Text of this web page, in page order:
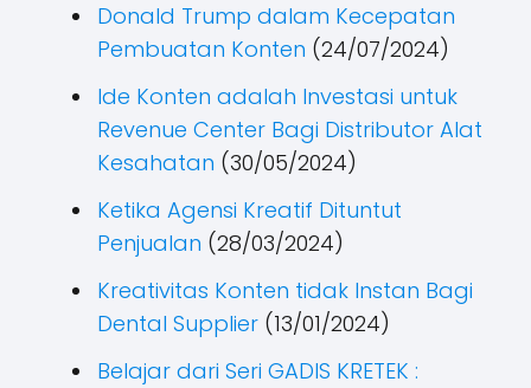
Donald Trump dalam Kecepatan
Pembuatan Konten (24/07/2024)
Ide Konten adalah Investasi untuk
Revenue Center Bagi Distributor Alat
Kesahatan (30/05/2024)
Ketika Agensi Kreatif Dituntut
Penjualan (28/03/2024)
Kreativitas Konten tidak Instan Bagi
Dental Supplier (13/01/2024)
Belajar dari Seri GADIS KRETEK :